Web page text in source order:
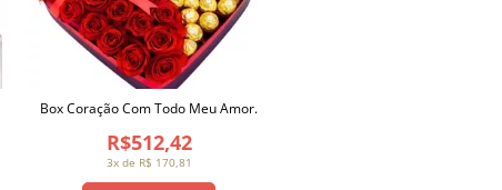
3x de R$ 170,81
R$512,42
Box Coração Com Todo Meu Amor.